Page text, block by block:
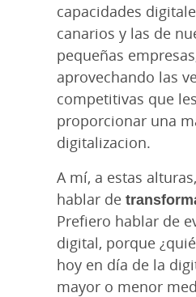
capacidades
canarios y las de
pequeñas
aprovechando las
competitivas que
proporcionar una
digitalizacion.
A mí, a estas
hablar de
Prefiero hablar de
digital, porque
hoy en día de la
mayor o menor